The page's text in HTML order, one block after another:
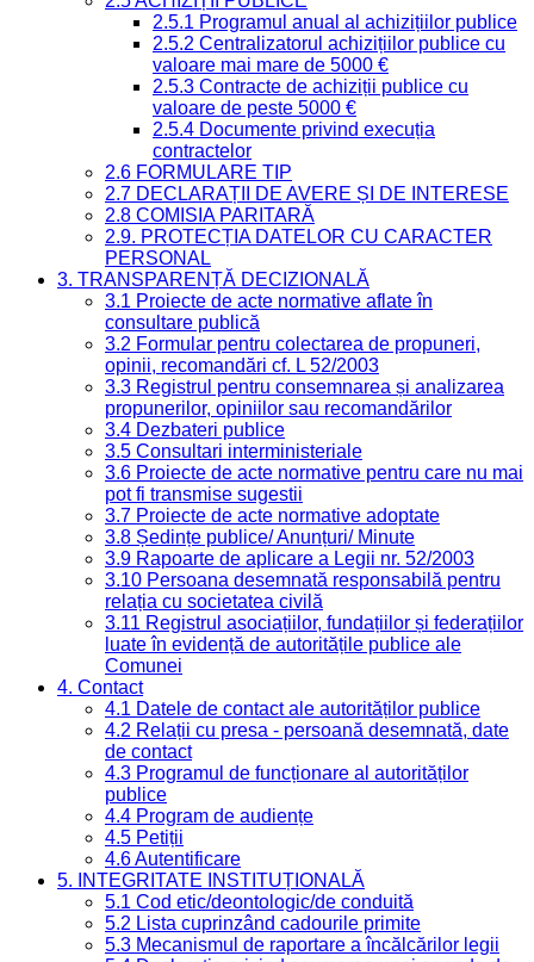
2.5.1 Programul anual al achizițiilor publice
2.5.2 Centralizatorul achizițiilor publice cu
valoare mai mare de 5000 €
2.5.3 Contracte de achiziții publice cu
valoare de peste 5000 €
2.5.4 Documente privind execuția
contractelor
2.6 FORMULARE TIP
2.7 DECLARAȚII DE AVERE ȘI DE INTERESE
2.8 COMISIA PARITARĂ
2.9. PROTECȚIA DATELOR CU CARACTER
PERSONAL
3. TRANSPARENȚĂ DECIZIONALĂ
3.1 Proiecte de acte normative aflate în
consultare publică
3.2 Formular pentru colectarea de propuneri,
opinii, recomandări cf. L 52/2003
3.3 Registrul pentru consemnarea și analizarea
propunerilor, opiniilor sau recomandărilor
3.4 Dezbateri publice
3.5 Consultari interministeriale
3.6 Proiecte de acte normative pentru care nu mai
pot fi transmise sugestii
3.7 Proiecte de acte normative adoptate
3.8 Ședințe publice/ Anunțuri/ Minute
3.9 Rapoarte de aplicare a Legii nr. 52/2003
3.10 Persoana desemnată responsabilă pentru
relația cu societatea civilă
3.11 Registrul asociațiilor, fundațiilor și federațiilor
luate în evidență de autoritățile publice ale
Comunei
4. Contact
4.1 Datele de contact ale autorităților publice
4.2 Relații cu presa - persoană desemnată, date
de contact
4.3 Programul de funcționare al autorităților
publice
4.4 Program de audiențe
4.5 Petiții
4.6 Autentificare
5. INTEGRITATE INSTITUȚIONALĂ
5.1 Cod etic/deontologic/de conduită
5.2 Lista cuprinzând cadourile primite
5.3 Mecanismul de raportare a încălcărilor legii